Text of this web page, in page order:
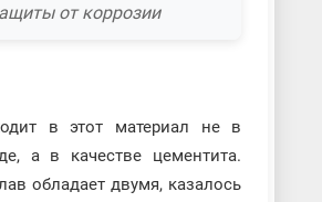
от коррозии
в этот материал не в
а в качестве цементита.
обладает двумя, казалось